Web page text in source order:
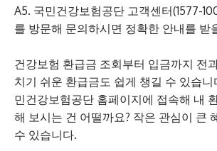
A5. 국민건강보험공단 고객센터(1577-
를 방문해 문의하시면 정확한 안내를 받
건강보험 환급금 조회부터 입금까지 전
치기 쉬운 환급금도 쉽게 챙길 수 있습
민건강보험공단 홈페이지에 접속해 내
해 보시는 건 어떨까요? 작은 관심이 큰
수 있습니다.